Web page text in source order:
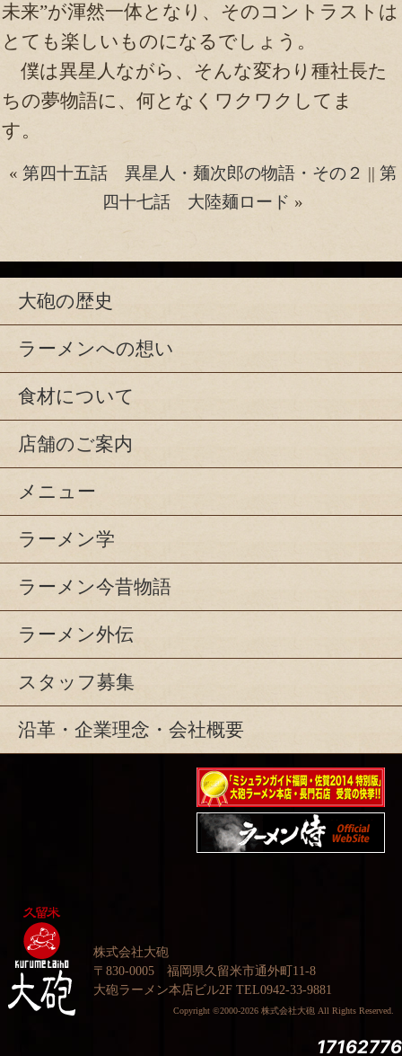
未来”が渾然一体となり、そのコントラストは
とても楽しいものになるでしょう。
僕は異星人ながら、そんな変わり種社長た
ちの夢物語に、何となくワクワクしてま
す。
« 第四十五話 異星人・麺次郎の物語・その２ || 第
四十七話 大陸麺ロード »
大砲の歴史
ラーメンへの想い
食材について
店舗のご案内
メニュー
ラーメン学
ラーメン今昔物語
ラーメン外伝
スタッフ募集
沿革・企業理念・会社概要
ミシュランガイド福岡・
佐賀2014特別版大砲ラー
株式会社大砲
〒830-0005 福岡県久留米市通外町11-8
大砲ラーメン本店ビル2F TEL0942-33-9881
Copyright ©2000-2026 株式会社大砲 All Rights Reserved.
17162776